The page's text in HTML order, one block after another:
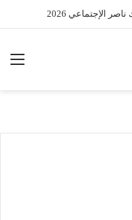
الإجتماعي 2026